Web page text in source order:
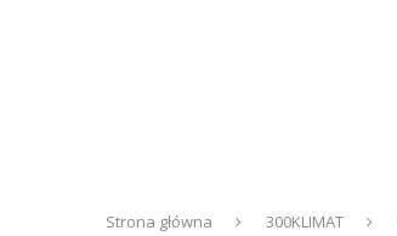
Strona główna 300KLIMAT